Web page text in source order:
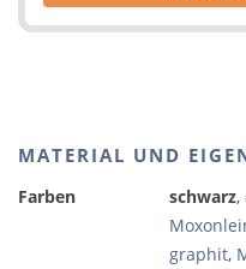
MATERIAL UND
Farben schwarz,
graphit,